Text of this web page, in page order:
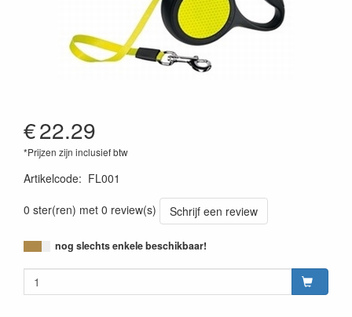
€22.29
*Prijzen zijn inclusief btw
Artikelcode: FL001
0 ster(ren) met 0 review(s)
Schrijf een review
nog slechts enkele beschikbaar!